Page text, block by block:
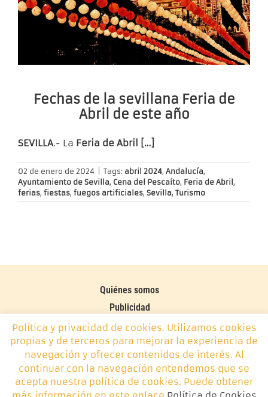
Fechas de la sevillana Feria de
Abril de este año
SEVILLA.- La Feria de Abril […]
02 de enero de 2024 Tags: abril 2024, Andalucía,
Ayuntamiento de Sevilla, Cena del Pescaíto, Feria de Abril,
ferias, fiestas, fuegos artificiales, Sevilla, Turismo
Quiénes somos
Publicidad
Contacto
Política de cookies
Monplamar, desde 2014 -info@monplamar.com- +34 656
626 074
Política y privacidad de cookies. Utilizamos cookies
propias y de terceros para mejorar la experiencia de
navegación y ofrecer contenidos de interés. Al
continuar con la navegación entendemos que se
acepta nuestra política de cookies. Puede obtener